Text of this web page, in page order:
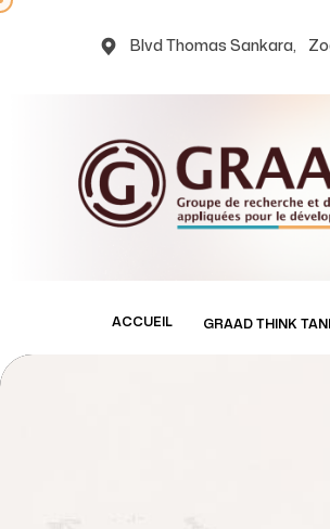
Blvd Thomas Sankara,
ACCUEIL GRAAD THINK